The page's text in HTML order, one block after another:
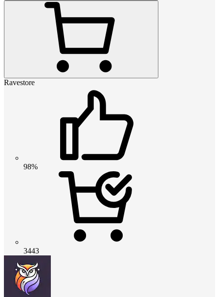
Ravestore
98%
3443